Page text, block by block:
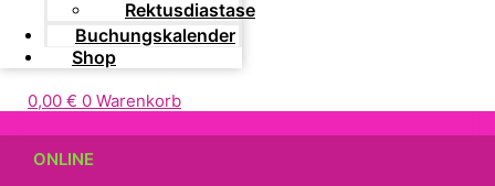
Rektusdiastase
Buchungskalender
Shop
0,00 € 0 Warenkorb
ONLINE